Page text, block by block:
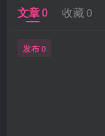
文章0 收藏 0
发布 0